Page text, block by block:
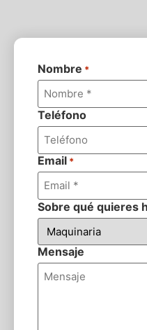
Nombre *
Teléfono
Email *
Sobre qué quieres
Mensaje